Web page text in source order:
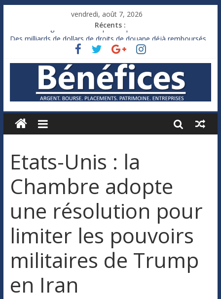
vendredi, août 7, 2026
Récents :
France : le logement mis à l’épreuve par la chaleur
Des milliards de dollars de droits de douane déjà remboursés
Royaume-Uni : Andy Burnham recule sur l’impôt
Xavier Niel, le milliardaire qui ne touche presque rien
Ruée des fortunes russes vers l’étranger
Etats-Unis : la
Chambre adopte
une résolution pour
limiter les pouvoirs
militaires de Trump
en Iran